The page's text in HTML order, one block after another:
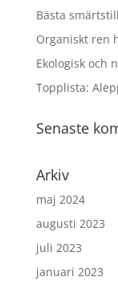
Bästa
Organiskt ren
Ekologisk och
Topplista:
Senaste
Arkiv
maj 2024
augusti 2023
juli 2023
januari 2023